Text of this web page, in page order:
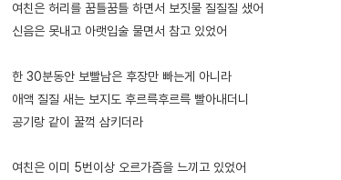
여친은 허리를 꿈틀꿈틀 하면서 보짓물 질질질 샜어
신음은 못내고 아랫입술 물면서 참고 있었어
한 30분동안 보빨남은 후장만 빠는게 아니라
애액 질질 새는 보지도 후르륵후르륵 빨아내더니
공기랑 같이 꿀꺽 삼키더라
여친은 이미 5번이상 오르가즘을 느끼고 있었어